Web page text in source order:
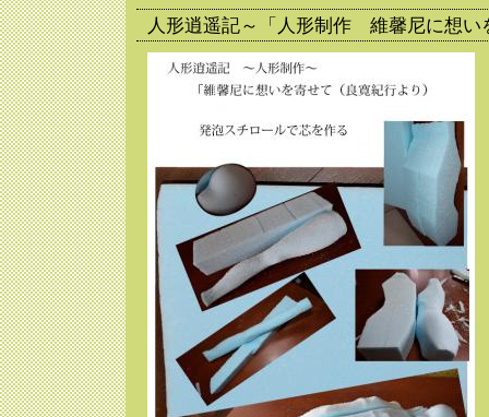
人形逍遥記～「人形制作 維馨尼に想い